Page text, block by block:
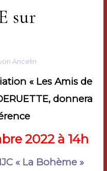
sur
Ancelin
« Les Amis de
donnera
2022 à 14h
« La Bohème »